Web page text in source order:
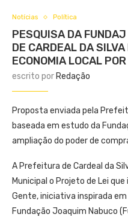
Notícias Política
PESQUISA DA
DE CARDEAL DA
ECONOMIA LOCAL
escrito por Redação
Proposta enviada pela
baseada em estudo da
ampliação do poder de
A Prefeitura de Cardeal da
Municipal o Projeto de Lei
Gente, iniciativa inspirada
Fundação Joaquim Nabuco